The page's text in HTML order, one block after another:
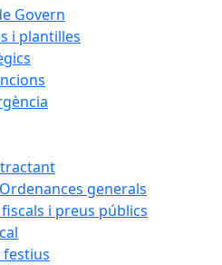
Govern
i plantilles
generals
i preus públics
festius